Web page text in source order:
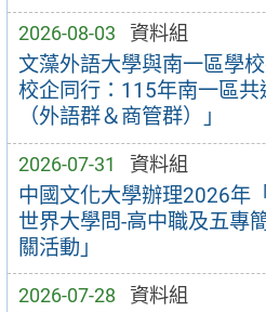
2026-08-03 資料組
文藻外語大學與南一區學
校企同行：115年南一區
（外語群＆商管群）」
2026-07-31 資料組
中國文化大學辦理2026年
世界大學問-高中職及五專
關活動」
2026-07-28 資料組